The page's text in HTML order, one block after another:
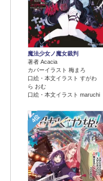
魔法少女ノ魔女裁判
著者 Acacia
カバーイラスト 梅まろ
口絵・本文イラスト すがわ
ら おむ
口絵・本文イラスト maruchi
4位